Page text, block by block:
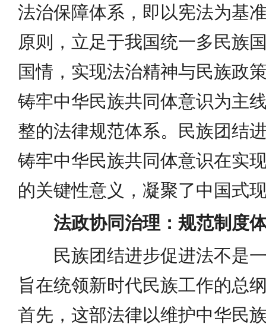
法治保障体系，即以宪法为基
原则，立足于我国统一多民族
国情，实现法治精神与民族政
铸牢中华民族共同体意识为主
整的法律规范体系。民族团结
铸牢中华民族共同体意识在实
的关键性意义，凝聚了中国式
法政协同治理：规范制度
民族团结进步促进法不是
旨在统领新时代民族工作的总
首先，这部法律以维护中华民